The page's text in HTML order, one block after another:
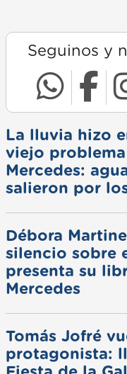
Seguinos y
La lluvia hizo
viejo
Mercedes:
salieron por
Débora
silencio sobre
presenta su
Mercedes
Tomás Jofré
protagonista: